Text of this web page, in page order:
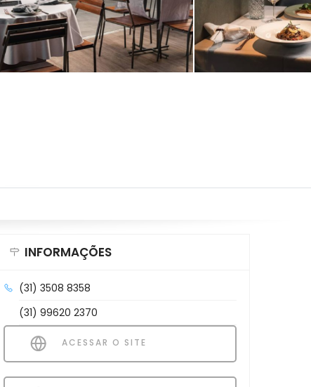
INFORMAÇÕES
(31) 3508 8358
(31) 99620 2370
ACESSAR O SITE